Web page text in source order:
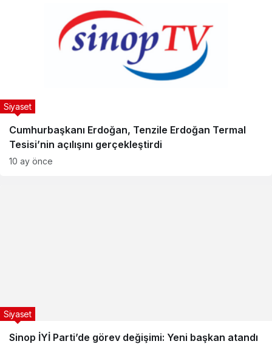
Cumhurbaşkanı Erdoğan, Tenzile Erdoğan Termal
Tesisi’nin açılışını gerçekleştirdi
Siyaset
10 ay önce
Sinop İYİ Parti’de görev değişimi: Yeni başkan atandı
Siyaset